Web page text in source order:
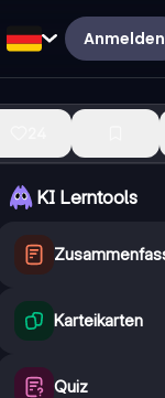
Anmelden
KI Lerntools
Karteikarten
Quiz